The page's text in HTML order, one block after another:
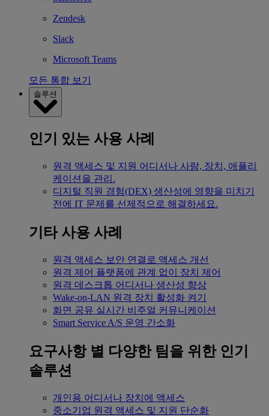
Zendesk
Slack
Microsoft Teams
모든 통합 보기
솔루션
인기 있는 사용 사례
원격 액세스 및 지원 어디서나 사람, 장치, 애플리
케이션을 관리.
디지털 직원 경험(DEX) 생산성에 영향을 미치기
전에 IT 문제를 선제적으로 해결하세요.
기타 사용 사례
원격 액세스 보안 연결로 액세스 개선
원격 제어 플랫폼에 관계 없이 장치 제어
원격 데스크톱 어디서나 생산성 향상
Wake-on-LAN 원격 장치 활성화 켜기
화면 공유 실시간 비주얼 커뮤니케이션
Smart Service A/S 운영 간소화
요구사항 별 다양한 팀을 위한 인기
솔루션
개인용 어디서나 장치에 액세스
중소기업 원격 액세스 및 지원 단순화